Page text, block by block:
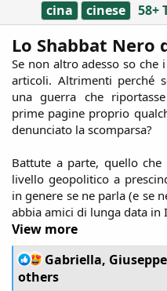
cina
cinese 58+
Lo Shabbat Nero
Se non altro adesso so
articoli. Altrimenti perché
una guerra che
prime pagine proprio
denunciato la scomparsa?
Battute a parte, quello che
livello geopolitico a
in genere se ne parla (e se
abbia amici di lunga data in
View more
R
e
Gabriella,
others